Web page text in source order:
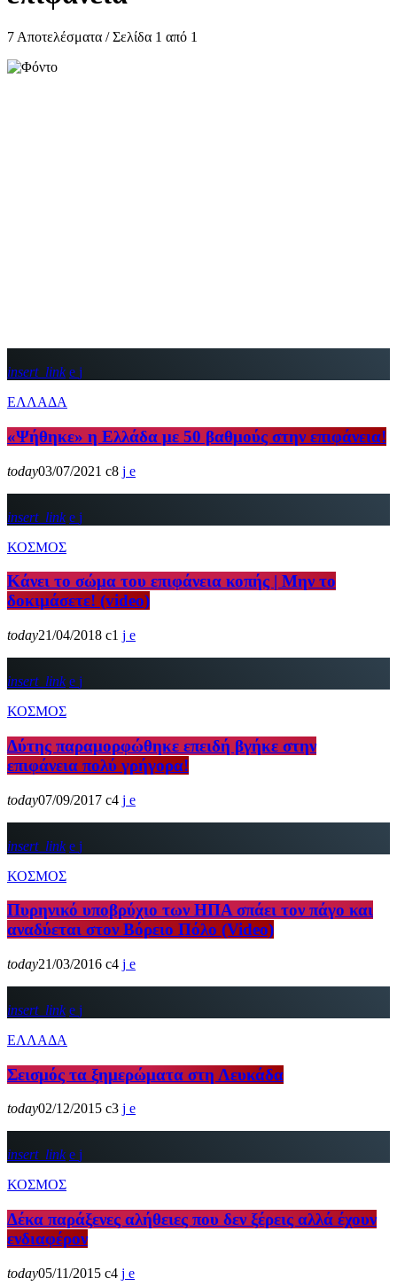
7 Αποτελέσματα / Σελίδα 1 από 1
insert_link
ΕΛΛΑΔΑ
«Ψήθηκε» η Ελλάδα με 50 βαθμούς στην επιφάνεια!
today03/07/2021 8
insert_link
ΚΟΣΜΟΣ
Κάνει το σώμα του επιφάνεια κοπής | Μην το
δοκιμάσετε! (video)
today21/04/2018 1
insert_link
ΚΟΣΜΟΣ
Δύτης παραμορφώθηκε επειδή βγήκε στην
επιφάνεια πολύ γρήγορα!
today07/09/2017 4
insert_link
ΚΟΣΜΟΣ
Πυρηνικό υποβρύχιο των ΗΠΑ σπάει τον πάγο και
αναδύεται στον Βόρειο Πόλο (Video)
today21/03/2016 4
insert_link
ΕΛΛΑΔΑ
Σεισμός τα ξημερώματα στη Λευκάδα
today02/12/2015 3
insert_link
ΚΟΣΜΟΣ
Δέκα παράξενες αλήθειες που δεν ξέρεις αλλά έχουν
ενδιαφέρον
today05/11/2015 4